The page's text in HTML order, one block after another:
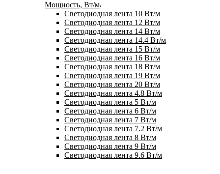
Мощность, Вт/м
Светодиодная лента 10 Вт/м
Светодиодная лента 12 Вт/м
Светодиодная лента 14 Вт/м
Светодиодная лента 14.4 Вт/м
Светодиодная лента 15 Вт/м
Светодиодная лента 16 Вт/м
Светодиодная лента 18 Вт/м
Светодиодная лента 19 Вт/м
Светодиодная лента 20 Вт/м
Светодиодная лента 4.8 Вт/м
Светодиодная лента 5 Вт/м
Светодиодная лента 6 Вт/м
Светодиодная лента 7 Вт/м
Светодиодная лента 7.2 Вт/м
Светодиодная лента 8 Вт/м
Светодиодная лента 9 Вт/м
Светодиодная лента 9.6 Вт/м